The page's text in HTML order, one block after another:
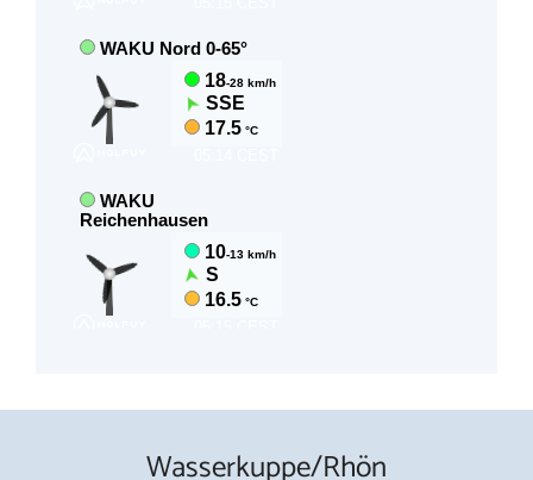
Wasserkuppe/Rhön